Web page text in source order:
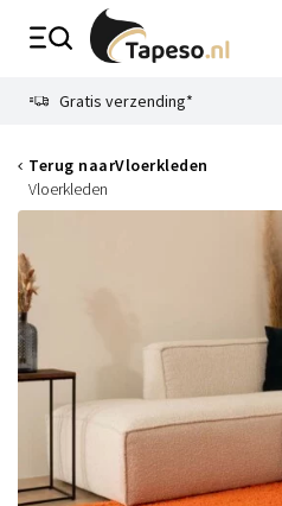
Gratis verzending*
Terug naarVloerkleden
Vloerkleden